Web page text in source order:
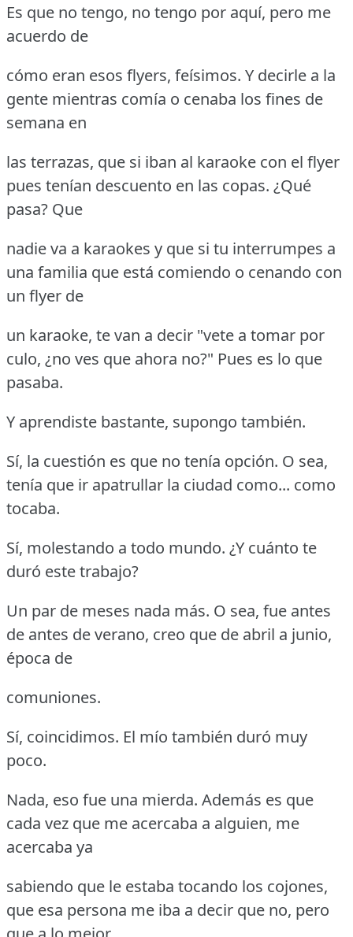
Es que no tengo, no tengo por aquí, pero me
acuerdo de
cómo eran esos flyers, feísimos. Y decirle a la
gente mientras comía o cenaba los fines de
semana en
las terrazas, que si iban al karaoke con el flyer
pues tenían descuento en las copas. ¿Qué
pasa? Que
nadie va a karaokes y que si tu interrumpes a
una familia que está comiendo o cenando con
un flyer de
un karaoke, te van a decir "vete a tomar por
culo, ¿no ves que ahora no?" Pues es lo que
pasaba.
Y aprendiste bastante, supongo también.
Sí, la cuestión es que no tenía opción. O sea,
tenía que ir apatrullar la ciudad como... como
tocaba.
Sí, molestando a todo mundo. ¿Y cuánto te
duró este trabajo?
Un par de meses nada más. O sea, fue antes
de antes de verano, creo que de abril a junio,
época de
comuniones.
Sí, coincidimos. El mío también duró muy
poco.
Nada, eso fue una mierda. Además es que
cada vez que me acercaba a alguien, me
acercaba ya
sabiendo que le estaba tocando los cojones,
que esa persona me iba a decir que no, pero